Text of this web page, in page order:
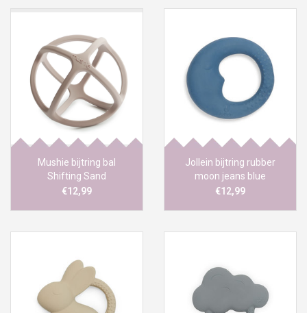
Mushie bijtring bal
Shifting Sand
€12,99
Jollein bijtring rubber
moon jeans blue
€12,99